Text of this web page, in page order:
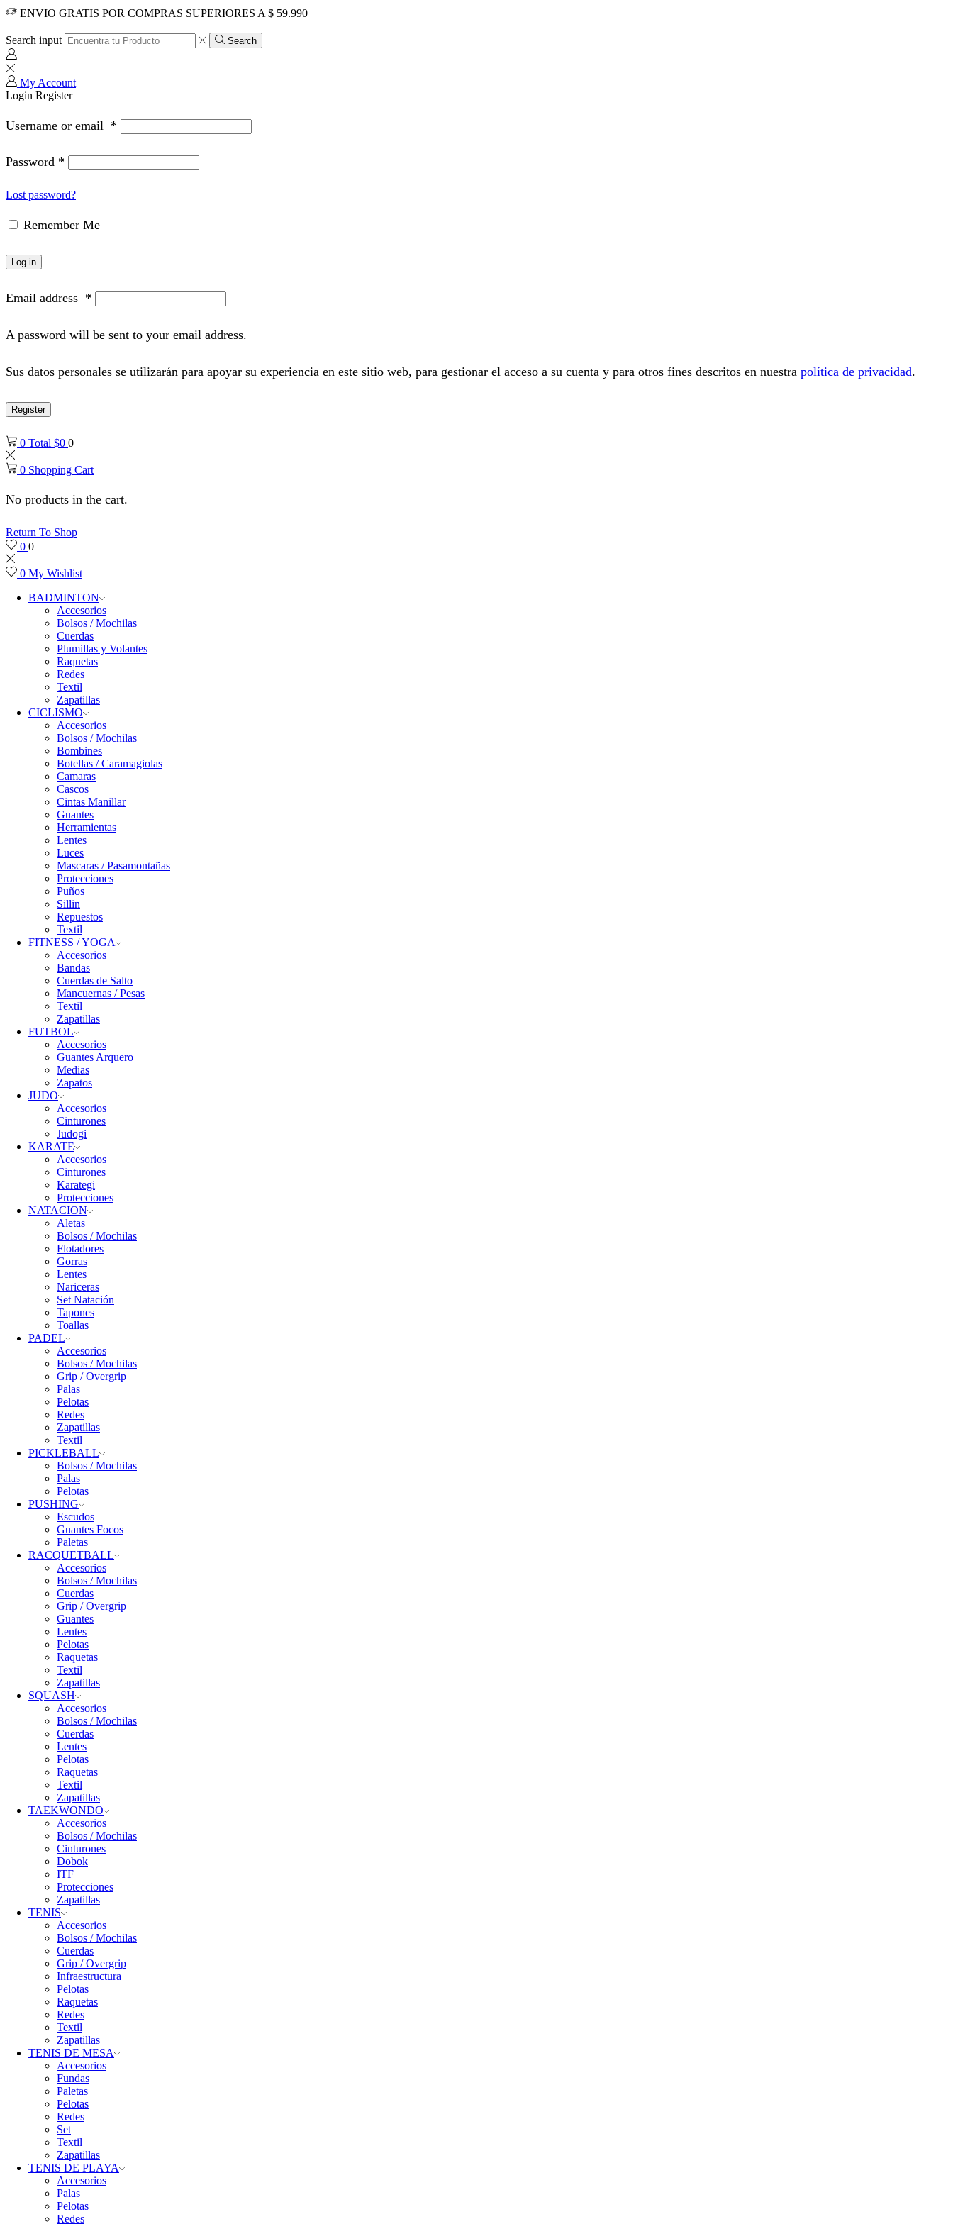
ENVIO GRATIS POR COMPRAS SUPERIORES A $ 59.990
Search input Search
My Account
Login Register
Username or email *
Password *
Lost password?
Remember Me
Log in
Email address *
A password will be sent to your email address.
Sus datos personales se utilizarán para apoyar su experiencia en este sitio web, para gestionar el acceso a su cuenta y para otros fines descritos en nuestra política de privacidad.
Register
0 Total $0 0
0 Shopping Cart
No products in the cart.
Return To Shop
0 0
0 My Wishlist
BADMINTON
Accesorios
Bolsos / Mochilas
Cuerdas
Plumillas y Volantes
Raquetas
Redes
Textil
Zapatillas
CICLISMO
Accesorios
Bolsos / Mochilas
Bombines
Botellas / Caramagiolas
Camaras
Cascos
Cintas Manillar
Guantes
Herramientas
Lentes
Luces
Mascaras / Pasamontañas
Protecciones
Puños
Sillin
Repuestos
Textil
FITNESS / YOGA
Accesorios
Bandas
Cuerdas de Salto
Mancuernas / Pesas
Textil
Zapatillas
FUTBOL
Accesorios
Guantes Arquero
Medias
Zapatos
JUDO
Accesorios
Cinturones
Judogi
KARATE
Accesorios
Cinturones
Karategi
Protecciones
NATACION
Aletas
Bolsos / Mochilas
Flotadores
Gorras
Lentes
Nariceras
Set Natación
Tapones
Toallas
PADEL
Accesorios
Bolsos / Mochilas
Grip / Overgrip
Palas
Pelotas
Redes
Zapatillas
Textil
PICKLEBALL
Bolsos / Mochilas
Palas
Pelotas
PUSHING
Escudos
Guantes Focos
Paletas
RACQUETBALL
Accesorios
Bolsos / Mochilas
Cuerdas
Grip / Overgrip
Guantes
Lentes
Pelotas
Raquetas
Textil
Zapatillas
SQUASH
Accesorios
Bolsos / Mochilas
Cuerdas
Lentes
Pelotas
Raquetas
Textil
Zapatillas
TAEKWONDO
Accesorios
Bolsos / Mochilas
Cinturones
Dobok
ITF
Protecciones
Zapatillas
TENIS
Accesorios
Bolsos / Mochilas
Cuerdas
Grip / Overgrip
Infraestructura
Pelotas
Raquetas
Redes
Textil
Zapatillas
TENIS DE MESA
Accesorios
Fundas
Paletas
Pelotas
Redes
Set
Textil
Zapatillas
TENIS DE PLAYA
Accesorios
Palas
Pelotas
Redes